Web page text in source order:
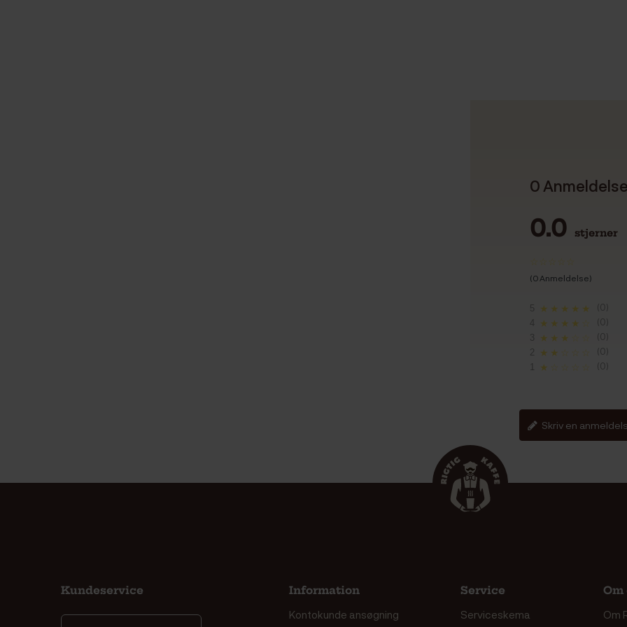
0
0.0 stjerner
(0 Anmeldelse)
5 ★★★★★ (0)
★★★★☆ (0)
3 ★★★☆☆ (0)
2 ★★☆☆☆ (0)
1 ★☆☆☆☆ (0)
Skriv en
Kundeservice Information
Kontokunde ansøgning
Service
Serviceskema
Om
Om